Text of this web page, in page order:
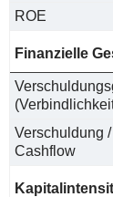
ROE
Finanzielle
Verschuldung
Cashflow